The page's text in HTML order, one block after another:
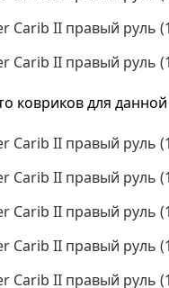
ковриков для данной